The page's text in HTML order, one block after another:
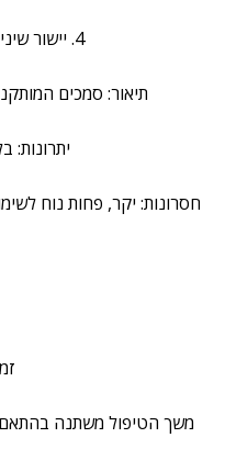
4. יישור שיניים פנימי (לינגואלי)
תיאור: סמכים
יתרונות:
חסרונות: יקר, פחות נוח
משך הטיפול משתנה בהתאם